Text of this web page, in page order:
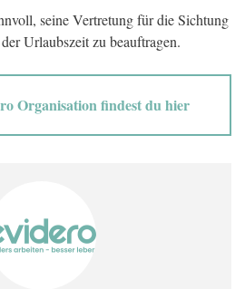
seine Vertretung für die Sichtung
Urlaubszeit zu beauftragen.
Organisation findest du hier